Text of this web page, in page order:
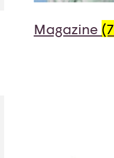
Magazine